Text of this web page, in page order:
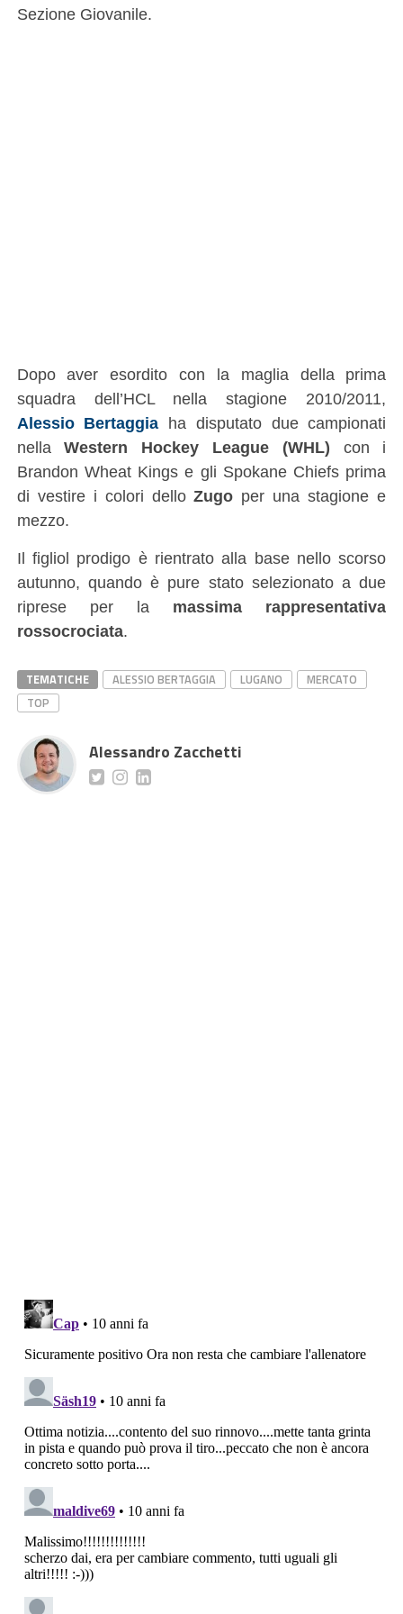
Sezione Giovanile.
Dopo aver esordito con la maglia della prima
squadra dell’HCL nella stagione 2010/2011,
Alessio Bertaggia ha disputato due campionati
nellaWestern Hockey League (WHL) con i
Brandon Wheat Kings e gli Spokane Chiefs prima
di vestire i colori delloZugo per una stagione e
mezzo.
Il figliol prodigo è rientrato alla base nello scorso
autunno, quando è pure stato selezionato a due
riprese per la massima rappresentativa
rossocrociata.
TEMATICHE ALESSIO BERTAGGIA LUGANO
MERCATO
TOP
Alessandro Zacchetti